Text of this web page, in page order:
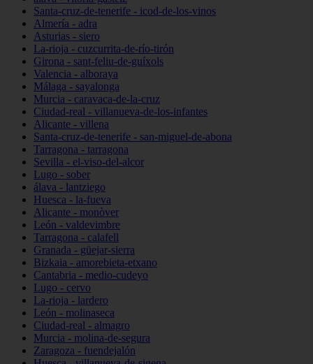
Santa-cruz-de-tenerife - icod-de-los-vinos
Almería - adra
Asturias - siero
La-rioja - cuzcurrita-de-río-tirón
Girona - sant-feliu-de-guíxols
Valencia - alboraya
Málaga - sayalonga
Murcia - caravaca-de-la-cruz
Ciudad-real - villanueva-de-los-infantes
Alicante - villena
Santa-cruz-de-tenerife - san-miguel-de-abona
Tarragona - tarragona
Sevilla - el-viso-del-alcor
Lugo - sober
álava - lantziego
Huesca - la-fueva
Alicante - monòver
León - valdevimbre
Tarragona - calafell
Granada - güejar-sierra
Bizkaia - amorebieta-etxano
Cantabria - medio-cudeyo
Lugo - cervo
La-rioja - lardero
León - molinaseca
Ciudad-real - almagro
Murcia - molina-de-segura
Zaragoza - fuendejalón